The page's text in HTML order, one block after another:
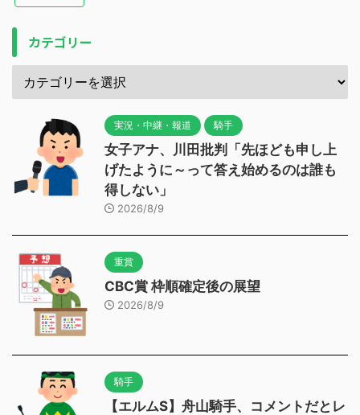
カテゴリー
実況・中継・報道 騎手
女子アナ、川田批判「先ほども申し上
げたように～って答え始めるのは誰も
得しない」
2026/8/9
重賞
CBC賞 枠順確定後の展望
2026/8/9
騎手
【エルムS】舟山騎手、コメントだとレ